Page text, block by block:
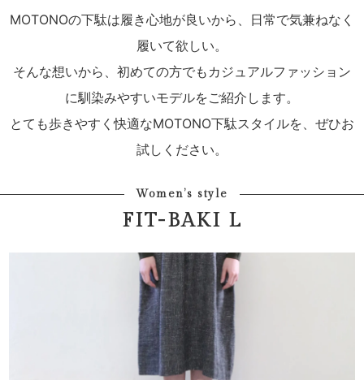
MOTONOの下駄は履き心地が良いから、日常で気兼ねなく
履いて欲しい。
そんな想いから、初めての方でもカジュアルファッション
に馴染みやすいモデルをご紹介します。
とても歩きやすく快適なMOTONO下駄スタイルを、ぜひお
試しください。
Women’s style
FIT-BAKI L